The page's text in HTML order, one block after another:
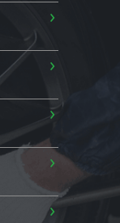
›
›
›
›
›